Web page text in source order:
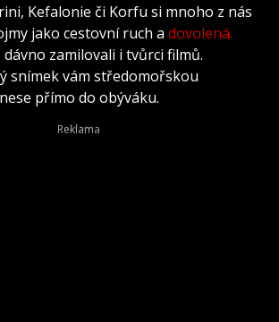
Kefalonie či Korfu si mnoho z nás
jako cestovní ruch a dovolená.
dávno zamilovali i tvůrci filmů.
snímek vám středomořskou
přímo do obýváku.